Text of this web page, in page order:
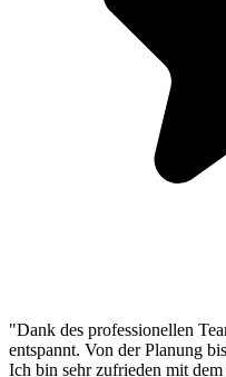
"Dank des professionellen
entspannt. Von der Planung
Ich bin sehr zufrieden mit